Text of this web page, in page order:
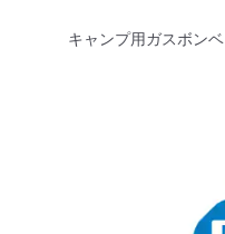
キャンプ用ガスボンベ